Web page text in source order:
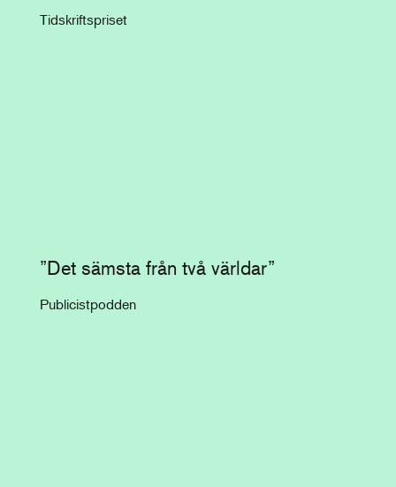
Tidskriftspriset
”Det sämsta från två världar”
Publicistpodden